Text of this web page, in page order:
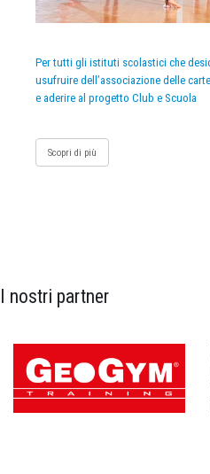
Per tutti gli istituti scolastici che
usufruire dell’associazione delle
e aderire al progetto Club e Scuola
Scopri di più
I nostri partner